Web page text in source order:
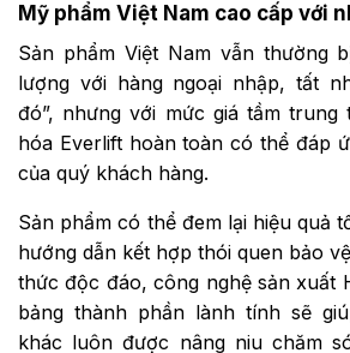
Mỹ phẩm Việt Nam cao cấp với
Sản phẩm Việt Nam vẫn thường
lượng với hàng ngoại nhập, tất
đó”, nhưng với mức giá tầm trung
hóa Everlift hoàn toàn có thể đáp
của quý khách hàng.
Sản phẩm có thể đem lại hiệu quả
hướng dẫn kết hợp thói quen bảo
thức độc đáo, công nghệ sản xuất
bảng thành phần lành tính sẽ
khác luôn được nâng niu chăm